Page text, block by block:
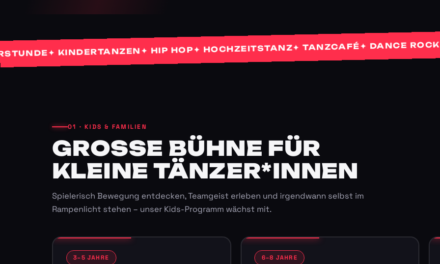
✦ KINDERTANZEN✦ HIP HOP✦ HOCHZEITSTANZ✦ TANZCAFÉ✦ DANCE ROCKETS✦
01 · KIDS & FAMILIEN
GROSSE BÜHNE FÜR K
LEINE TÄNZER*INNEN
Spielerisch Bewegung entdecken, Teamgeist erleben und irgendwann selbst im
Rampenlicht stehen – unser Kids-Programm wächst mit.
3–5 JAHRE 6–8 JAHRE